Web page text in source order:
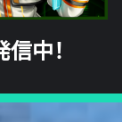
中！